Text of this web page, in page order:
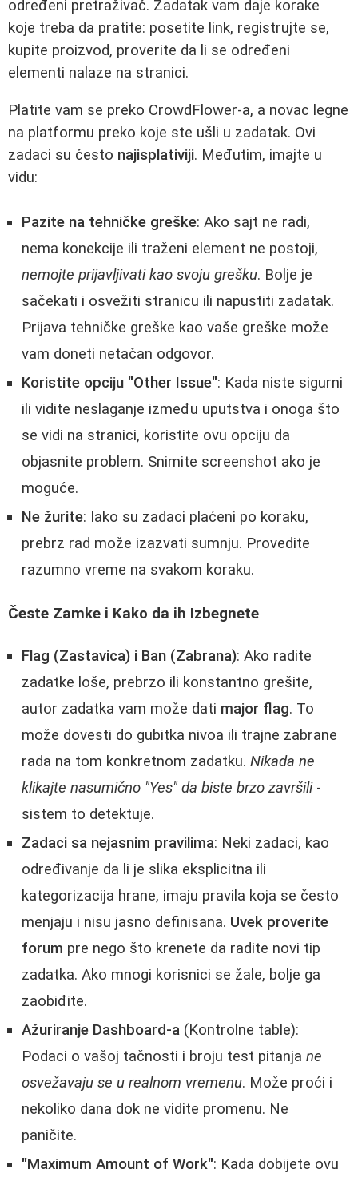
određeni pretraživač. Zadatak vam daje korake
koje treba da pratite: posetite link, registrujte se,
kupite proizvod, proverite da li se određeni
elementi nalaze na stranici.
Platite vam se preko CrowdFlower-a, a novac legne
na platformu preko koje ste ušli u zadatak. Ovi
zadaci su često najisplativiji. Međutim, imajte u
vidu:
Pazite na tehničke greške: Ako sajt ne radi,
nema konekcije ili traženi element ne postoji,
nemojte prijavljivati kao svoju grešku. Bolje je
sačekati i osvežiti stranicu ili napustiti zadatak.
Prijava tehničke greške kao vaše greške može
vam doneti netačan odgovor.
Koristite opciju "Other Issue": Kada niste sigurni
ili vidite neslaganje između uputstva i onoga što
se vidi na stranici, koristite ovu opciju da
objasnite problem. Snimite screenshot ako je
moguće.
Ne žurite: Iako su zadaci plaćeni po koraku,
prebrz rad može izazvati sumnju. Provedite
razumno vreme na svakom koraku.
Česte Zamke i Kako da ih Izbegnete
Flag (Zastavica) i Ban (Zabrana): Ako radite
zadatke loše, prebrzo ili konstantno grešite,
autor zadatka vam može dati major flag. To
može dovesti do gubitka nivoa ili trajne zabrane
rada na tom konkretnom zadatku. Nikada ne
klikajte nasumično "Yes" da biste brzo završili-
sistem to detektuje.
Zadaci sa nejasnim pravilima: Neki zadaci, kao
određivanje da li je slika eksplicitna ili
kategorizacija hrane, imaju pravila koja se često
menjaju i nisu jasno definisana. Uvek proverite
forum pre nego što krenete da radite novi tip
zadatka. Ako mnogi korisnici se žale, bolje ga
zaobiđite.
Ažuriranje Dashboard-a (Kontrolne table):
Podaci o vašoj tačnosti i broju test pitanja ne
osvežavaju se u realnom vremenu. Može proći i
nekoliko dana dok ne vidite promenu. Ne
paničite.
"Maximum Amount of Work": Kada dobijete ovu